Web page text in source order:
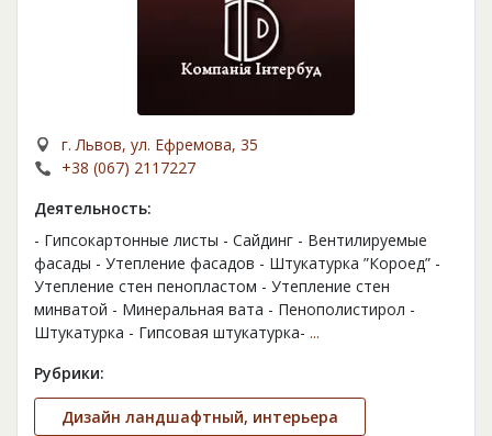
г. Львов, ул. Ефремова, 35
+38 (067) 2117227
Деятельность:
- Гипсокартонные листы - Сайдинг - Вентилируемые
фасады - Утепление фасадов - Штукатурка ”Короед” -
Утепление стен пенопластом - Утепление стен
минватой - Минеральная вата - Пенополистирол -
Штукатурка - Гипсовая штукатурка- ...
Рубрики:
Дизайн ландшафтный, интерьера